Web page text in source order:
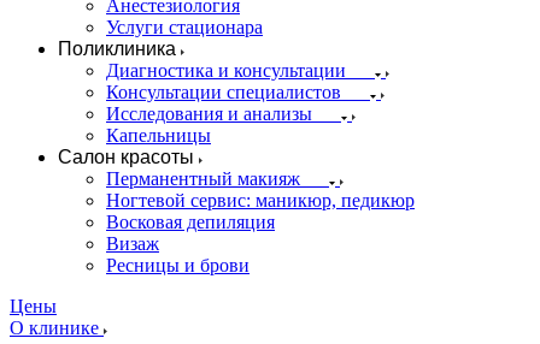
Анестезиология
Услуги стационара
Поликлиника
Диагностика и консультации
Консультации специалистов
Исследования и анализы
Капельницы
Салон красоты
Перманентный макияж
Ногтевой сервис: маникюр, педикюр
Восковая депиляция
Визаж
Ресницы и брови
Цены
О клинике